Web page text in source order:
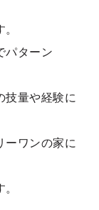
パターン
技量や経験に
ーワンの家に